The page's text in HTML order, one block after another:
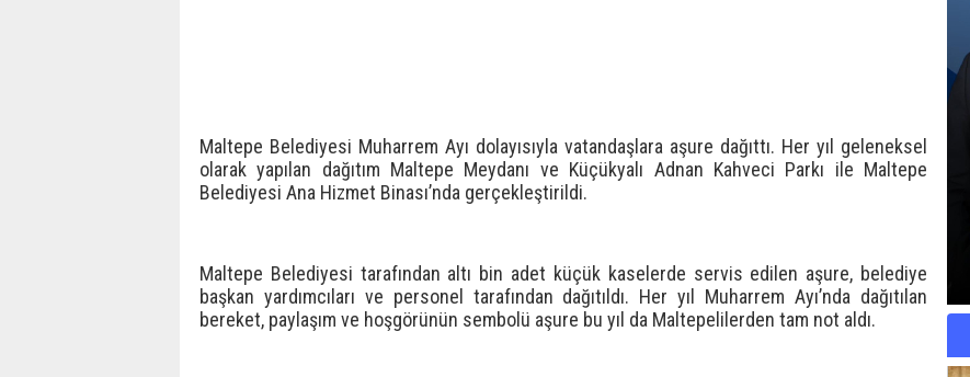
Maltepe Belediyesi Muharrem Ayı dolayısıyla vatandaşlara aşure dağıttı. Her yıl geleneksel
olarak yapılan dağıtım Maltepe Meydanı ve Küçükyalı Adnan Kahveci Parkı ile Maltepe
Belediyesi Ana Hizmet Binası’nda gerçekleştirildi.
Maltepe Belediyesi tarafından altı bin adet küçük kaselerde servis edilen aşure, belediye
başkan yardımcıları ve personel tarafından dağıtıldı. Her yıl Muharrem Ayı’nda dağıtılan
bereket, paylaşım ve hoşgörünün sembolü aşure bu yıl da Maltepelilerden tam not aldı.